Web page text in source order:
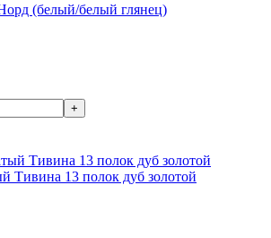
(белый/белый глянец)
+
Тивина 13 полок дуб золотой